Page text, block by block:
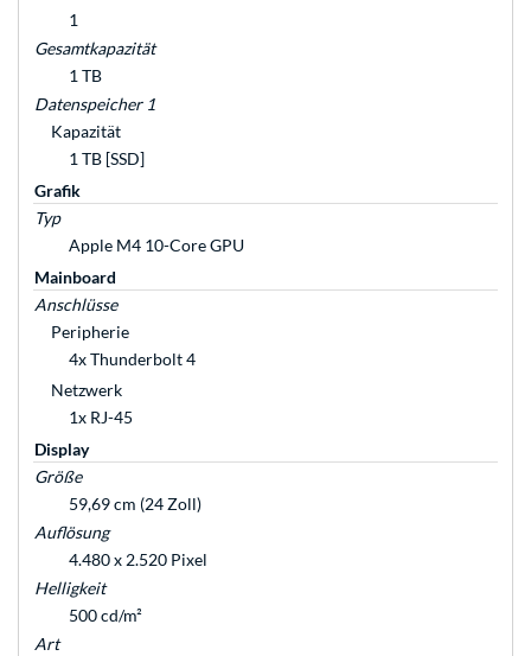
1
Gesamtkapazität
1 TB
Datenspeicher 1
Kapazität
1 TB [SSD]
Grafik
Typ
Apple M4 10-Core GPU
Mainboard
Anschlüsse
Peripherie
4x Thunderbolt 4
Netzwerk
1x RJ-45
Display
Größe
59,69 cm (24 Zoll)
Auflösung
4.480 x 2.520 Pixel
Helligkeit
500 cd/m²
Art